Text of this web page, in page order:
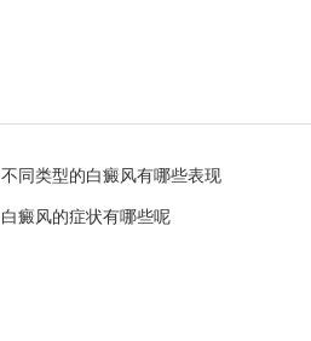
不同类型的白癜风有哪些表现
白癜风的症状有哪些呢